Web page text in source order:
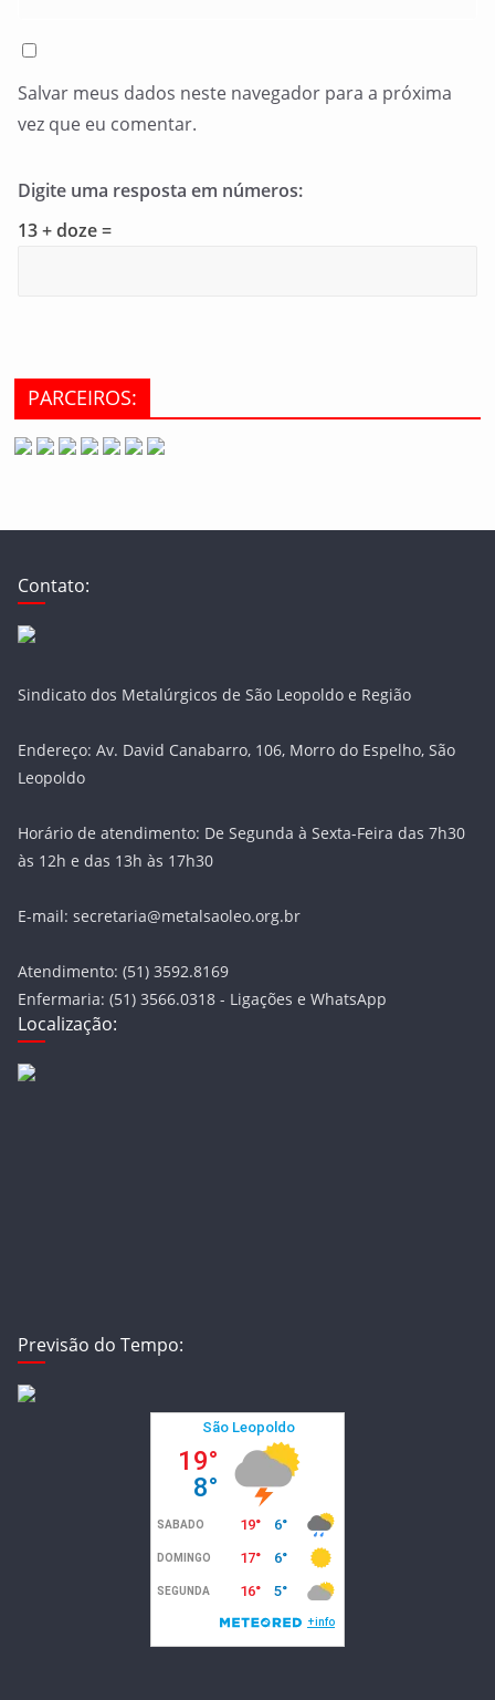
Salvar meus dados neste navegador para a próxima
vez que eu comentar.
Digite uma resposta em números:
13 + doze =
PARCEIROS:
Contato:
Sindicato dos Metalúrgicos de São Leopoldo e Região
Endereço: Av. David Canabarro, 106, Morro do Espelho, São
Leopoldo
Horário de atendimento: De Segunda à Sexta-Feira das 7h30
às 12h e das 13h às 17h30
E-mail: secretaria@metalsaoleo.org.br
Atendimento: (51) 3592.8169
Enfermaria: (51) 3566.0318 - Ligações e WhatsApp
Localização:
Previsão do Tempo: